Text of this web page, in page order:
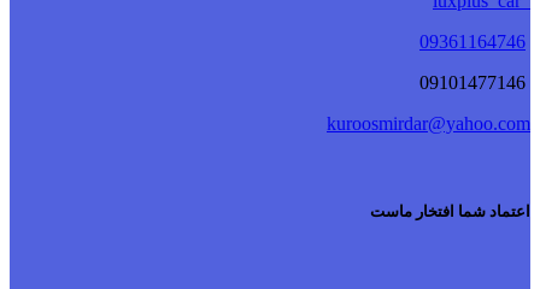
09361164746
kuroosmirdar@yahoo.com
اعتماد شما افتخار ماست